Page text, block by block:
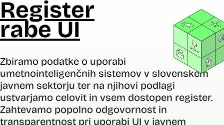
Register
rabe UI
Zbiramo podatke o uporabi
umetnointeligenčnih sistemov v slovenskem
javnem sektorju ter na njihovi podlagi
ustvarjamo celovit in vsem dostopen register.
Zahtevamo popolno odgovornost in
transparentnost pri uporabi UI v javnem